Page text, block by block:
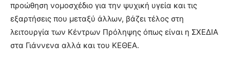
προώθηση νομοσχέδιο για την ψυχική υγεία και τις
εξαρτήσεις που μεταξύ άλλων, βάζει τέλος στη
λειτουργία των Κέντρων Πρόληψης όπως είναι η ΣΧΕΔΙΑ
στα Γιάννενα αλλά και του ΚΕΘΕΑ.